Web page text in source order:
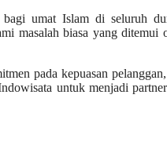
umat Islam di seluruh
masalah biasa yang ditemui
pada kepuasan
untuk menjadi